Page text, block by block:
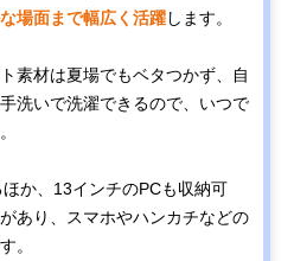
場面まで幅広く活躍します。
素材は夏場でもベタつかず、自
洗いで洗濯できるので、いつで
か、13インチのPCも収納可
あり、スマホやハンカチなどの
。